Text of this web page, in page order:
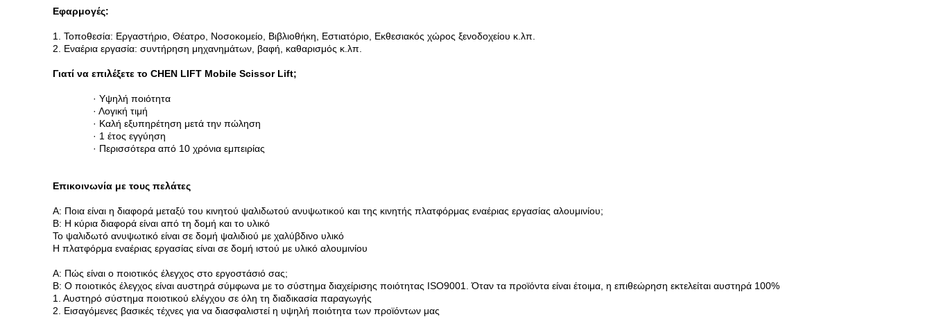
Εφαρμογές:
1. Τοποθεσία: Εργαστήριο, Θέατρο, Νοσοκομείο, Βιβλιοθήκη, Εστιατόριο, Εκθεσιακός χώρος ξενοδοχείου κ.λπ.
2. Εναέρια εργασία: συντήρηση μηχανημάτων, βαφή, καθαρισμός κ.λπ.
Γιατί να επιλέξετε το CHEN LIFT Mobile Scissor Lift;
· Υψηλή ποιότητα
· Λογική τιμή
· Καλή εξυπηρέτηση μετά την πώληση
· 1 έτος εγγύηση
· Περισσότερα από 10 χρόνια εμπειρίας
Επικοινωνία με τους πελάτες
Α: Ποια είναι η διαφορά μεταξύ του κινητού ψαλιδωτού ανυψωτικού και της κινητής πλατφόρμας εναέριας εργασίας αλουμινίου;
Β: Η κύρια διαφορά είναι από τη δομή και το υλικό
Το ψαλιδωτό ανυψωτικό είναι σε δομή ψαλιδιού με χαλύβδινο υλικό
Η πλατφόρμα εναέριας εργασίας είναι σε δομή ιστού με υλικό αλουμινίου
Α: Πώς είναι ο ποιοτικός έλεγχος στο εργοστάσιό σας;
Β: Ο ποιοτικός έλεγχος είναι αυστηρά σύμφωνα με το σύστημα διαχείρισης ποιότητας ISO9001. Όταν τα προϊόντα είναι έτοιμα, η επιθεώρηση εκτελείται αυστηρά 100%
1. Αυστηρό σύστημα ποιοτικού ελέγχου σε όλη τη διαδικασία παραγωγής
2. Εισαγόμενες βασικές τέχνες για να διασφαλιστεί η υψηλή ποιότητα των προϊόντων μας